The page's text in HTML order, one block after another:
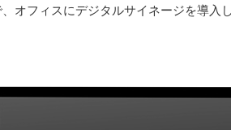
オフィスにデジタルサイネージを導入